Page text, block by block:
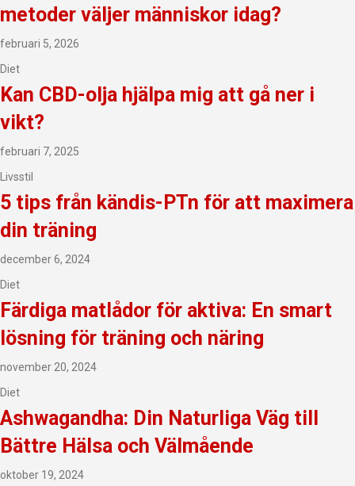
metoder väljer människor idag?
februari 5, 2026
Diet
Kan CBD-olja hjälpa mig att gå ner i
vikt?
februari 7, 2025
Livsstil
5 tips från kändis-PTn för att maximera
din träning
december 6, 2024
Diet
Färdiga matlådor för aktiva: En smart
lösning för träning och näring
november 20, 2024
Diet
Ashwagandha: Din Naturliga Väg till
Bättre Hälsa och Välmående
oktober 19, 2024